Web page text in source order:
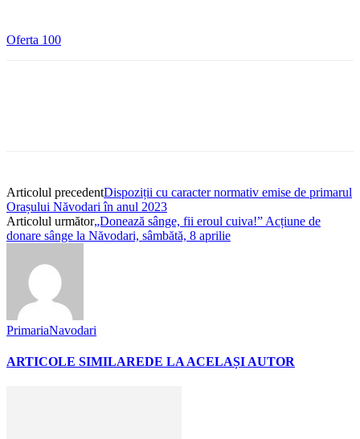
Oferta 100
Articolul precedentDispoziții cu caracter normativ emise de primarul
Orașului Năvodari în anul 2023
Articolul următor„Donează sânge, fii eroul cuiva!” Acțiune de
donare sânge la Năvodari, sâmbătă, 8 aprilie
PrimariaNavodari
ARTICOLE SIMILAREDE LA ACELAȘI AUTOR